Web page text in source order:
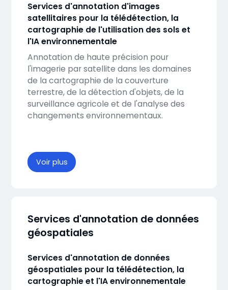
Services d'annotation d'images
satellitaires pour la télédétection, la
cartographie de l'utilisation des sols et
l'IA environnementale
Annotation de haute précision pour
l'imagerie par satellite dans les domaines
de la cartographie de la couverture
terrestre, de la détection d'objets, de la
surveillance agricole et de l'analyse des
changements environnementaux.
Voir plus
Services d'annotation de données
géospatiales
Services d'annotation de données
géospatiales pour la télédétection, la
cartographie et l'IA environnementale